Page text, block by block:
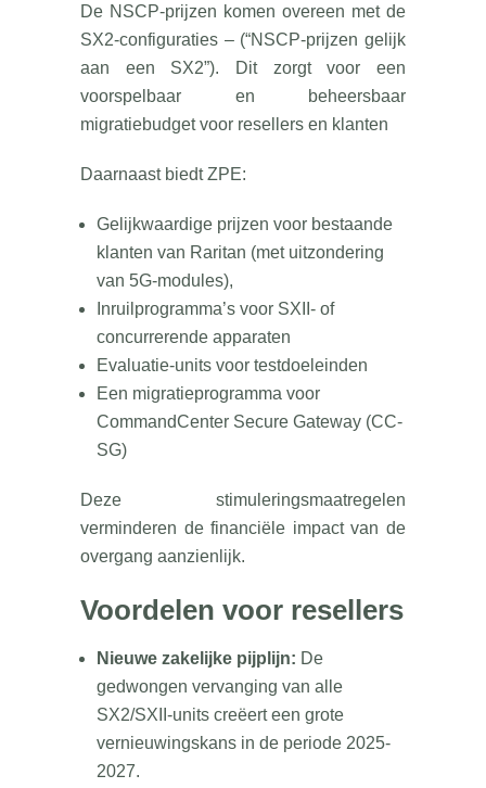
De NSCP-prijzen komen overeen met de
SX2-configuraties – (“NSCP-prijzen gelijk
aan een SX2”). Dit zorgt voor een
voorspelbaar en beheersbaar
migratiebudget voor resellers en klanten
Daarnaast biedt ZPE:
Gelijkwaardige prijzen voor bestaande
klanten van Raritan (met uitzondering
van 5G-modules),
Inruilprogramma’s voor SXII- of
concurrerende apparaten
Evaluatie-units voor testdoeleinden
Een migratieprogramma voor
CommandCenter Secure Gateway (CC-
SG)
Deze stimuleringsmaatregelen
verminderen de financiële impact van de
overgang aanzienlijk.
Voordelen voor resellers
Nieuwe zakelijke pijplijn: De
gedwongen vervanging van alle
SX2/SXII-units creëert een grote
vernieuwingskans in de periode 2025-
2027.